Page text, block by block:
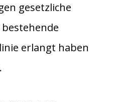
gesetzliche
erlangt haben